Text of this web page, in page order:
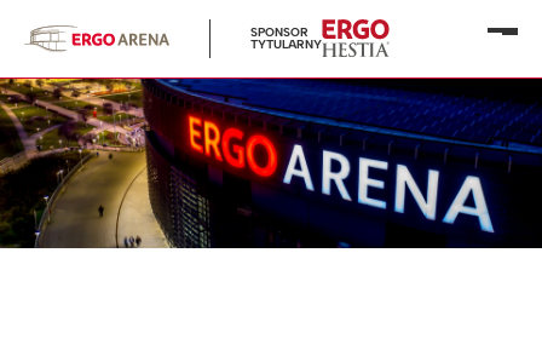
SPONSOR
TYTULARNY